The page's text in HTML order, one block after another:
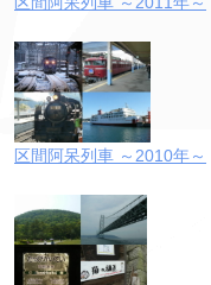
区間阿呆列車 ～2010年～